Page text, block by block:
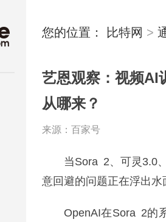
您的位置： 比特网 >
艺恩观察：视频AI
从哪来？
来源：百家号
当Sora 2、可灵3.0、
意回避的问题正在浮出
OpenAI在Sora 2的系